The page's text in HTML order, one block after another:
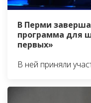
В Перми
программа для
первых»
В ней приняли